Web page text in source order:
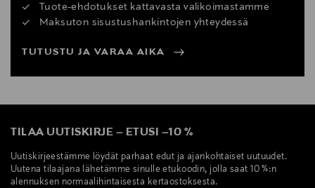
Tuote-ehdotukset kattavasta valikoimastamme
Maksuton sisustushankintojen yhteydessä
TUTUSTU JA VARAA AIKA
TILAA UUTISKIRJE – ETUSI –10 %
Uutiskirjeestämme löydät parhaat edut ja ajankohtaiset uutuudet.
Uutena tilaajana lähetämme sinulle etukoodin, jolla saat 10 %:n
alennuksen normaalihintaisesta kertaostoksesta.